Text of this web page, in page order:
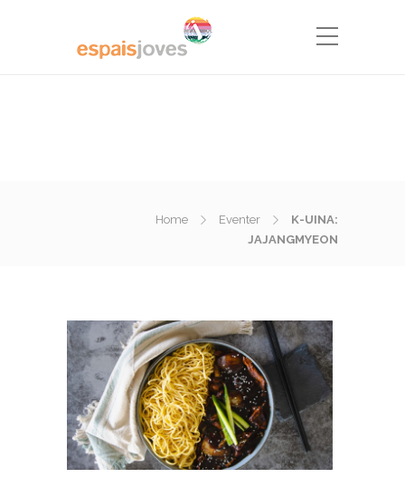
Home Eventer
K-UINA:
JAJANGMYEON